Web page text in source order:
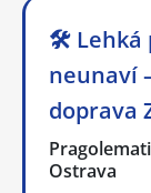
🛠️ Lehká
neunaví
doprava
Ostrava